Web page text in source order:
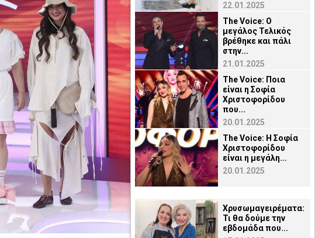
22.01.2025
The Voice: Ο
μεγάλος Τελικός
βρέθηκε και πάλι
στην...
21.01.2025
The Voice: Ποια
είναι η Σοφία
Χριστοφορίδου
που...
20.01.2025
The Voice: Η Σοφία
Χριστοφορίδου
είναι η μεγάλη...
20.01.2025
Χρυσωμαγειρέματα:
Τι θα δούμε την
εβδομάδα που...